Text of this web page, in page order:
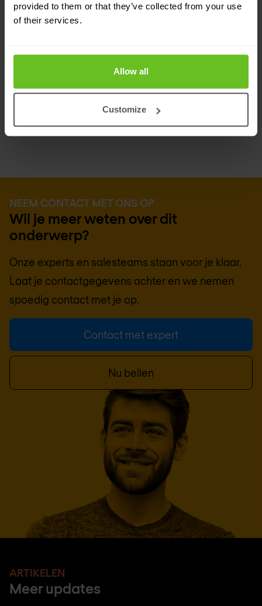
provided to them or that they’ve collected from your use
of their services.
Allow all
Customize
Wil je verkennen hoe je organisatie er nu voor
een exposure-assessment.
Contact met security expert
NEEM CONTACT MET ONS OP
Wil je meer weten over dit
onderwerp?
Onze experts en salesteams staan voor je klaar.
Laat je contactgegevens achter en we nemen
spoedig contact met je op.
Contact met expert
Nu bellen
ARTIKELEN
Meer updates